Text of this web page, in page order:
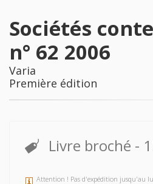
Sociétés
n° 62 2006
Varia
Première édition
Livre broché -
Attention ! Pas d'expédition jusqu'au